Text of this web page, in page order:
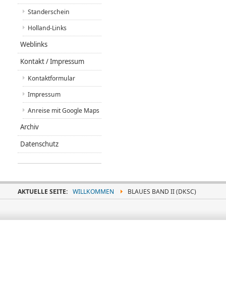
Standerschein
Holland-Links
Weblinks
Kontakt / Impressum
Kontaktformular
Impressum
Anreise mit Google Maps
Archiv
Datenschutz
AKTUELLE SEITE: WILLKOMMEN BLAUES BAND II (DKSC)